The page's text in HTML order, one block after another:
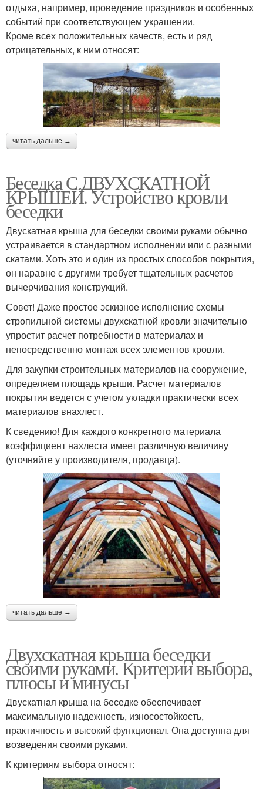
отдыха, например, проведение праздников и особенных
событий при соответствующем украшении.
Кроме всех положительных качеств, есть и ряд
отрицательных, к ним относят:
читать дальше →
Беседка С ДВУХСКАТНОЙ
КРЫШЕЙ. Устройство кровли
беседки
Двускатная крыша для беседки своими руками обычно
устраивается в стандартном исполнении или с разными
скатами. Хоть это и один из простых способов покрытия,
он наравне с другими требует тщательных расчетов
вычерчивания конструкций.
Совет! Даже простое эскизное исполнение схемы
стропильной системы двухскатной кровли значительно
упростит расчет потребности в материалах и
непосредственно монтаж всех элементов кровли.
Для закупки строительных материалов на сооружение,
определяем площадь крыши. Расчет материалов
покрытия ведется с учетом укладки практически всех
материалов внахлест.
К сведению! Для каждого конкретного материала
коэффициент нахлеста имеет различную величину
(уточняйте у производителя, продавца).
читать дальше →
Двухскатная крыша беседки
своими руками. Критерии выбора,
плюсы и минусы
Двускатная крыша на беседке обеспечивает
максимальную надежность, износостойкость,
практичность и высокий функционал. Она доступна для
возведения своими руками.
К критериям выбора относят: